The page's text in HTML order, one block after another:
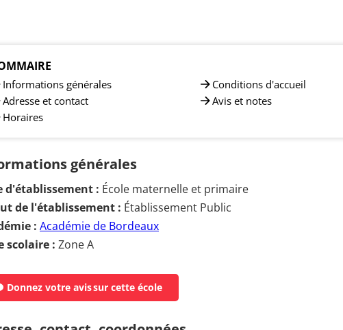
Informations générales
Adresse et contact
Horaires
Conditions d'accueil
Avis et notes
générales
d'établissement : École maternelle et primaire
de l'établissement : Établissement Public
: Académie de Bordeaux
scolaire : Zone A
Donnez votre avissur cette école